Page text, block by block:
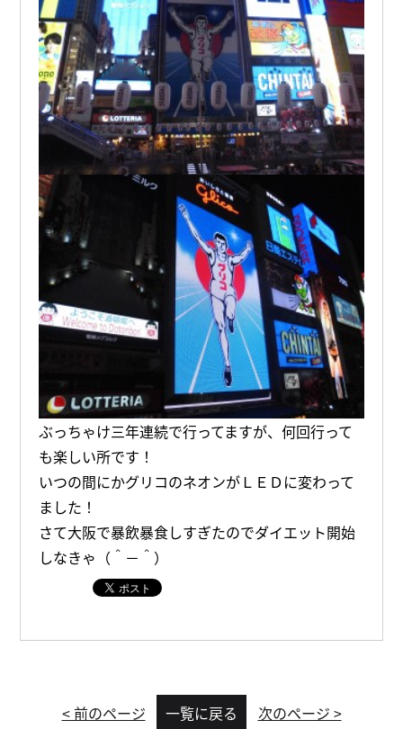
ぶっちゃけ三年連続で行ってますが、何回行って
も楽しい所です！
いつの間にかグリコのネオンがＬＥＤに変わって
ました！
さて大阪で暴飲暴食しすぎたのでダイエット開始
しなきゃ（＾－＾）
< 前のページ 一覧に戻る 次のページ >